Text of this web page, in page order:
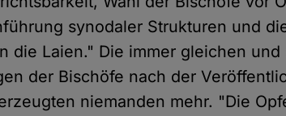
synodaler Strukturen und
die Laien." Die immer gleichen
der Bischöfe nach der
niemanden mehr. "Die